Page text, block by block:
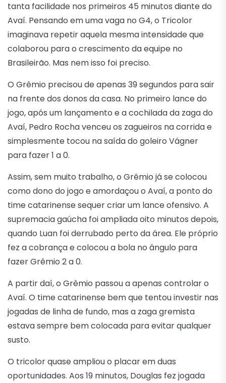
tanta facilidade nos primeiros 45 minutos diante do
Avaí. Pensando em uma vaga no G4, o Tricolor
imaginava repetir aquela mesma intensidade que
colaborou para o crescimento da equipe no
Brasileirão. Mas nem isso foi preciso.
O Grêmio precisou de apenas 39 segundos para sair
na frente dos donos da casa. No primeiro lance do
jogo, após um lançamento e a cochilada da zaga do
Avaí, Pedro Rocha venceu os zagueiros na corrida e
simplesmente tocou na saída do goleiro Vágner
para fazer 1 a 0.
Assim, sem muito trabalho, o Grêmio já se colocou
como dono do jogo e amordaçou o Avaí, a ponto do
time catarinense sequer criar um lance ofensivo. A
supremacia gaúcha foi ampliada oito minutos depois,
quando Luan foi derrubado perto da área. Ele próprio
fez a cobrança e colocou a bola no ângulo para
fazer Grêmio 2 a 0.
A partir daí, o Grêmio passou a apenas controlar o
Avaí. O time catarinense bem que tentou investir nas
jogadas de linha de fundo, mas a zaga gremista
estava sempre bem colocada para evitar qualquer
susto.
O tricolor quase ampliou o placar em duas
oportunidades. Aos 19 minutos, Douglas fez jogada